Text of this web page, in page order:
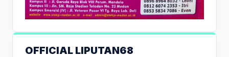
OFFICIAL LIPUTAN68